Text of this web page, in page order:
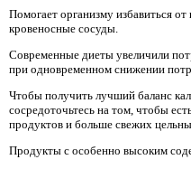
Помогает организму избавиться
кровеносные сосуды.
Современные диеты увеличили
при одновременном снижении
Чтобы получить лучший баланс
сосредоточьтесь на том, чтобы
продуктов и больше свежих
Продукты с особенно высоким